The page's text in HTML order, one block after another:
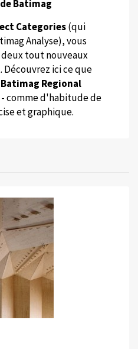
Batimag
Categories(qui
Analyse), vous
tout nouveaux
ici ce que
Batimag Regional
comme d'habitude de
et graphique.